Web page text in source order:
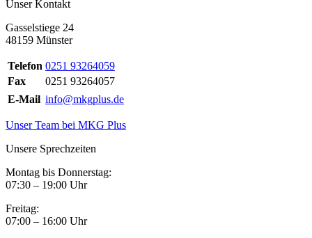
Unser Kontakt
Gasselstiege 24
48159 Münster
Telefon 0251 93264059
Fax
0251 93264057
E-Mail info@mkgplus.de
Unser Team bei MKG Plus
Unsere Sprechzeiten
Montag bis Donnerstag:
07:30 – 19:00 Uhr
Freitag:
07:00 – 16:00 Uhr